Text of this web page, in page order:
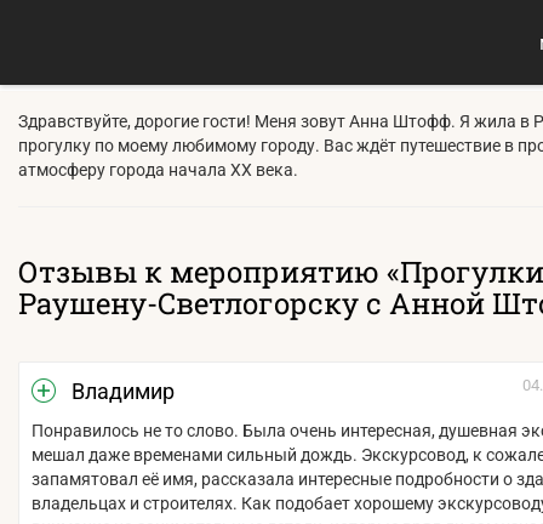
Здравствуйте, дорогие гости! Меня зовут Анна Штофф. Я жила в
прогулку по моему любимому городу. Вас ждёт путешествие в
атмосферу города начала XX века.
Отзывы к мероприятию
Раушену-Светлогорску с Анной
Владимир
Понравилось не то слово. Была очень интересная, душевная
мешал даже временами сильный дождь. Экскурсовод, к
запамятовал её имя, рассказала интересные подробности о
владельцах и строителях. Как подобает хорошему